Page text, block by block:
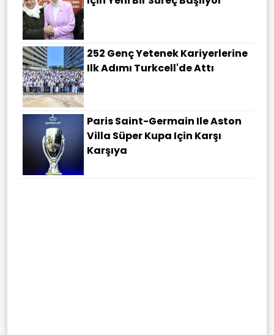
252 Genç Yetenek Kariyerlerine
Ilk Adımı Turkcell'de Attı
Paris Saint-Germain Ile Aston
Villa Süper Kupa Için Karşı
Karşıya